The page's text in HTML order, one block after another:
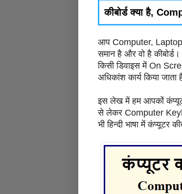
कीबोर्ड क्या है,
आप Computer, Laptop
समान है और वो है
किसी डिवाइस में On
अधिकांश कार्य किया जाता
इस लेख में हम आपकों
से लेकर Computer
भी हिन्दी भाषा में कंप्यूटर